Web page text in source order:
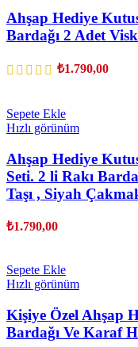
Ahşap Hediye
Bardağı 2 Adet
₺1.790,00
Sepete Ekle
Hızlı görünüm
Ahşap Hediye
Seti. 2 li Rakı
Taşı , Siyah
₺1.790,00
Sepete Ekle
Hızlı görünüm
Kişiye Özel Ahşap
Bardağı Ve Karaf